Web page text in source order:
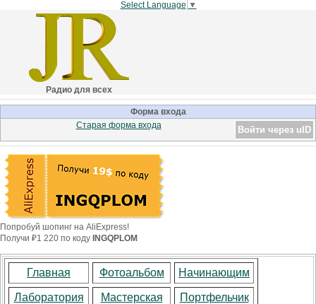
Select Language ▼
Радио для всех
Форма входа
Войти через uID
Старая форма входа
Попробуй шопинг на AliExpress!
Получи ₽1 220 по коду INGQPLOM
Главная Фотоальбом Начинающим
Лаборатория Мастерская Портфельчик